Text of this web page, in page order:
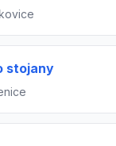
stojany